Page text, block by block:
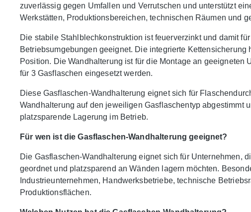
zuverlässig gegen Umfallen und Verrutschen und unterstützt
Werkstätten, Produktionsbereichen, technischen Räumen und
Die stabile Stahlblechkonstruktion ist feuerverzinkt und damit
Betriebsumgebungen geeignet. Die integrierte Kettensicherung
Position. Die Wandhalterung ist für die Montage an geeigneten
für 3 Gasflaschen eingesetzt werden.
Diese Gasflaschen-Wandhalterung eignet sich für
Wandhalterung auf den jeweiligen Gasflaschentyp abgestimmt
platzsparende Lagerung im Betrieb.
Für wen ist die Gasflaschen-Wandhalterung geeignet?
Die Gasflaschen-Wandhalterung eignet sich für Unternehmen,
geordnet und platzsparend an Wänden lagern möchten.
Industrieunternehmen, Handwerksbetriebe, technische
Produktionsflächen.